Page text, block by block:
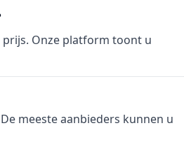
prijs. Onze platform toont u
meeste aanbieders kunnen u